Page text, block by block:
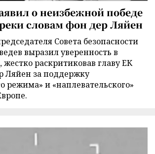
о неизбежной победе
словам фон дер Ляйен
Совета безопасности
выразил уверенность в
жестко раскритиковав главу ЕК
Ляйен за поддержку
режима» и «наплевательского»